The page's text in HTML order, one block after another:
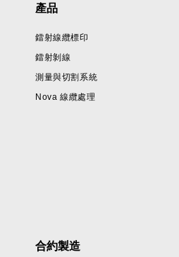
產品
鐳射線纜標印
鐳射剝線
測量與切割系統
Nova 線纜處理
合約製造